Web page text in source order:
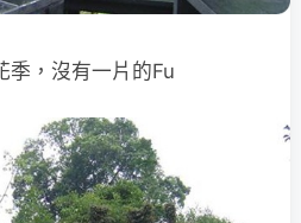
季，沒有一片的Fu